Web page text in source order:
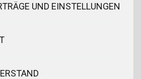
UND EINSTELLUNGEN